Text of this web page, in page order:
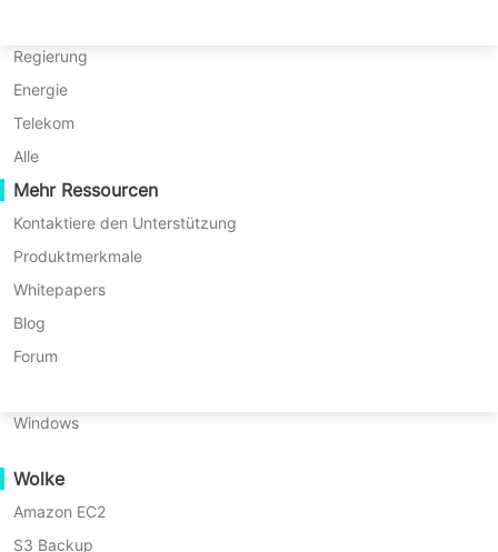
P2P-Migration
C2C-Migration
C2V-Migration
P2C-Migration
Wiederherstellbarkeit
VM-Wiederherstellungsüberprüfung
OS-Wiederherstellungsüberprüfung
Datensicherheit
Sicherung in die Cloud
GDPR-Compliance
Huawei FusionCompute
Red Hat Virtualization
Oracle OLVM
XenServer/Citrix Hypervisor
KayGrid
InCloud Sphere
Arcfra
FusionOne Compute
NexaVM
Physischer Server
Windows
Wolke
Amazon EC2
S3 Backup
Regierung
Energie
Telekom
Alle
Mehr Ressourcen
Kontaktiere den Unterstützung
Produktmerkmale
Whitepapers
Blog
Forum
Windows Backup